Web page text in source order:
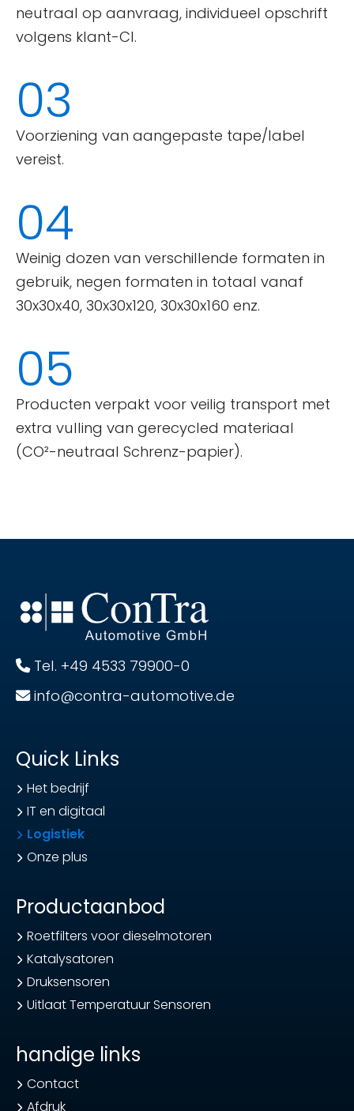
neutraal op aanvraag, individueel opschrift
volgens klant-CI.
03
Voorziening van aangepaste tape/label
vereist.
04
Weinig dozen van verschillende formaten in
gebruik, negen formaten in totaal vanaf
30x30x40, 30x30x120, 30x30x160 enz.
05
Producten verpakt voor veilig transport met
extra vulling van gerecycled materiaal
(CO²-neutraal Schrenz-papier).
Tel. +49 4533 79900-0
info@contra-automotive.de
Quick Links
Het bedrijf
IT en digitaal
Logistiek
Onze plus
Productaanbod
Roetfilters voor dieselmotoren
Katalysatoren
Druksensoren
Uitlaat Temperatuur Sensoren
handige links
Contact
Afdruk